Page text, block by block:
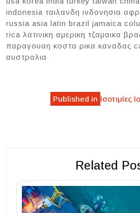
indonesia ταιλανδη ινδονησια
russia asia latin brazil jamaica
rica λατινικη αμερικη τζαμαικα
παραγουαη κοστα ρικα καναδας
αυστραλια
navigation
Published in Ισοτιμίες
Related